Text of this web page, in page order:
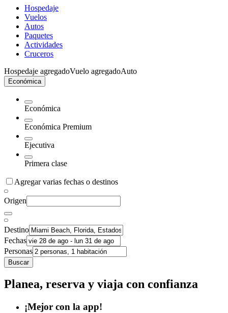
Hospedaje
Vuelos
Autos
Paquetes
Actividades
Cruceros
Hospedaje agregadoVuelo agregadoAuto
Económica
Económica
Económica Premium
Ejecutiva
Primera clase
Agregar varias fechas o destinos
Origen
Destino
Fechas
Personas
Buscar
Planea, reserva y viaja con confianza
¡Mejor con la app!